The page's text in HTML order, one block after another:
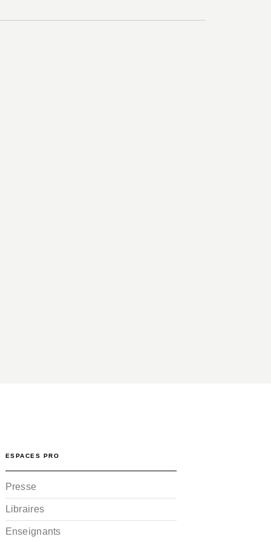
ESPACES PRO
Presse
Libraires
Enseignants